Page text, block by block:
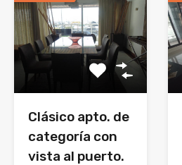
Clásico apto. de
categoría con
vista al puerto.